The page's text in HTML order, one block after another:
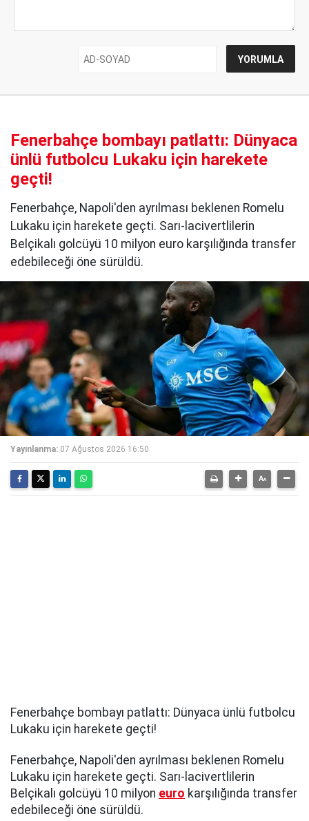
Fenerbahçe bombayı patlattı: Dünyaca
ünlü futbolcu Lukaku için harekete
geçti!
Fenerbahçe, Napoli'den ayrılması beklenen Romelu
Lukaku için harekete geçti. Sarı-lacivertlilerin
Belçikalı golcüyü 10 milyon euro karşılığında transfer
edebileceği öne sürüldü.
Yayınlanma: 07 Ağustos 2026 16:50
Fenerbahçe bombayı patlattı: Dünyaca ünlü futbolcu
Lukaku için harekete geçti!
Fenerbahçe, Napoli'den ayrılması beklenen Romelu
Lukaku için harekete geçti. Sarı-lacivertlilerin
Belçikalı golcüyü 10 milyon euro karşılığında transfer
edebileceği öne sürüldü.